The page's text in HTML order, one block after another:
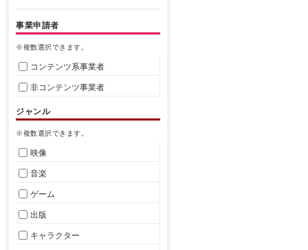
事業申請者
※複数選択できます。
コンテンツ系事業者
非コンテンツ事業者
ジャンル
※複数選択できます。
映像
音楽
ゲーム
出版
キャラクター